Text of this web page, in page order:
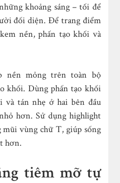
khoảng sáng – tối để
đối diện. Để trang điểm
nền, phấn tạo khối và
nền mỏng trên toàn bộ
khối. Dùng phấn tạo khối
và tán nhẹ ở hai bên đầu
hơn. Sử dụng highlight
mũi vùng chữ T, giúp sống
hơn.
tiêm mỡ tự